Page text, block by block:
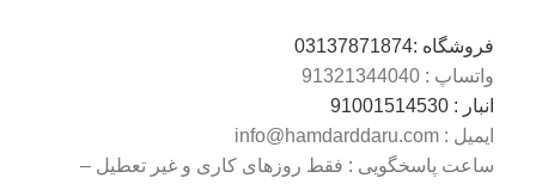
فروشگاه :03137871874
واتساپ : 0
9132134404
انبار : 0
9100151453
ایمیل : info@hamdarddaru.com
ساعت پاسخگویی : فقط روزهای کاری و غیر تعطیل –